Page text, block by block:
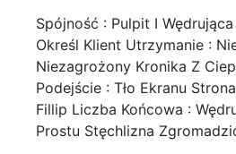
Spójność : Pulpit I
Określ Klient Utrzymanie :
Niezagrożony Kronika Z
Podejście : Tło Ekranu
Fillip Liczba Końcowa :
Prostu Stęchlizna